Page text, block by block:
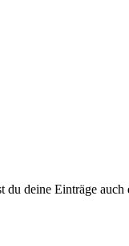
deine Einträge